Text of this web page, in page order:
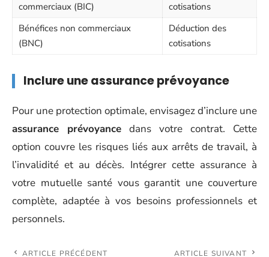
commerciaux (BIC)
cotisations
Bénéfices non commerciaux
(BNC)
Déduction des
cotisations
Inclure une assurance prévoyance
Pour une protection optimale, envisagez d’inclure une
assurance prévoyance dans votre contrat. Cette
option couvre les risques liés aux arrêts de travail, à
l’invalidité et au décès. Intégrer cette assurance à
votre mutuelle santé vous garantit une couverture
complète, adaptée à vos besoins professionnels et
personnels.
ARTICLE PRÉCÉDENT ARTICLE SUIVANT